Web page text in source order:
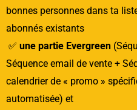
bonnes personnes dans ta
abonnés existants
✅ une partie Evergreen
Séquence email de vente +
calendrier de « promo »
automatisée) et